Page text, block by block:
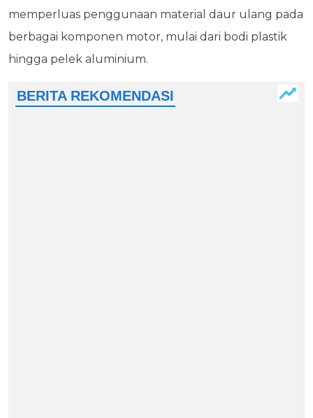
memperluas penggunaan material daur ulang pada
berbagai komponen motor, mulai dari bodi plastik
hingga pelek aluminium.